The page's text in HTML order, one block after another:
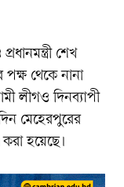
শেখ
পক্ষ থেকে নানা
লীগও দিনব্যাপী
মেহেরপুরের
হয়েছে।